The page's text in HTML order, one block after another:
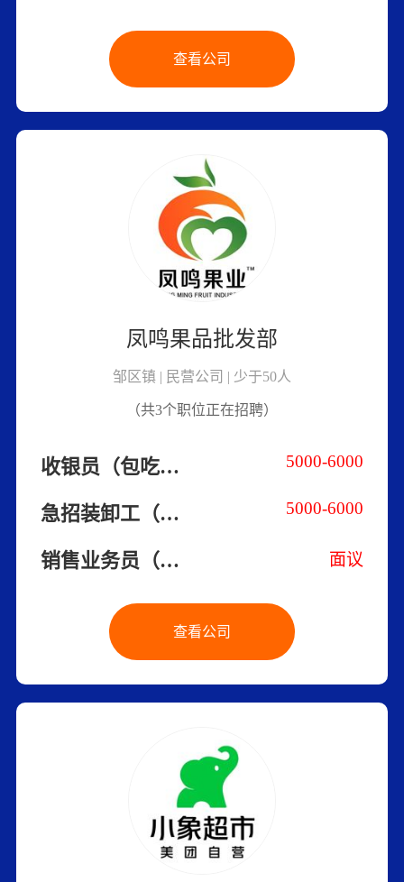
查看公司
凤鸣果品批发部
邹区镇 | 民营公司 | 少于50人
（共3个职位正在招聘）
5000-6000
收银员（包吃住）
5000-6000
急招装卸工（包吃住+能吃苦的来）
面议
销售业务员（水果/包吃住）
查看公司